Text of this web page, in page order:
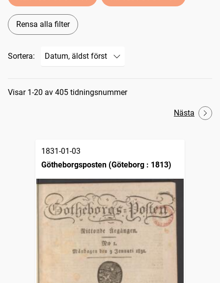
Rensa alla filter
Sortera:
Sökresultat
Visar 1-20 av 405 tidningsnummer
Nästa
1831-01-03
Götheborgsposten (Göteborg : 1813)